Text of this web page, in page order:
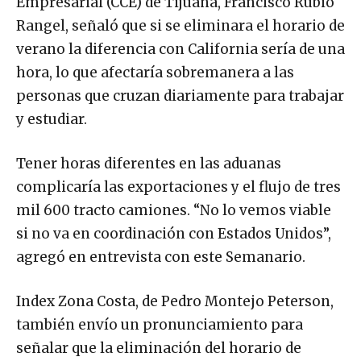
Rangel, señaló que si se eliminara el horario de
verano la diferencia con California sería de una
hora, lo que afectaría sobremanera a las
personas que cruzan diariamente para trabajar
y estudiar.
Tener horas diferentes en las aduanas
complicaría las exportaciones y el flujo de tres
mil 600 tracto camiones. “No lo vemos viable
si no va en coordinación con Estados Unidos”,
agregó en entrevista con este Semanario.
Index Zona Costa, de Pedro Montejo Peterson,
también envío un pronunciamiento para
señalar que la eliminación del horario de